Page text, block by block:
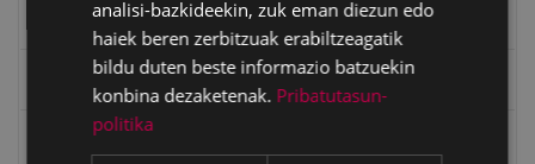
eta kitto
"Eibar" rebista sarean
Goi Argi aldizkaria
analisi-bazkideekin, zuk eman diezun edo
haiek beren zerbitzuak erabiltzeagatik
bildu duten beste informazio batzuekin
konbina dezaketenak. Pribatutasun-
politika